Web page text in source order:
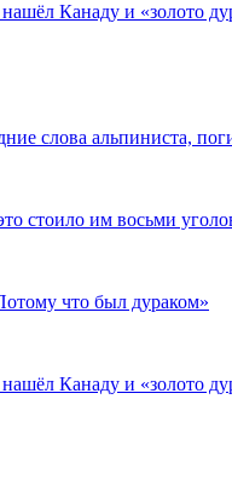
Канаду и «золото
слова альпиниста,
стоило им восьми
что был дураком»
Канаду и «золото